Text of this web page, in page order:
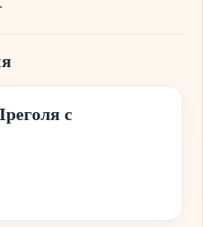
с